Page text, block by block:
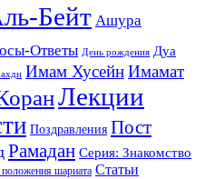
Бейт Ашура
Ответы День рождения Дуа
Имам ХусейнИмамат
Лекции
Поздравления Пост
Рамадан Серия: Знакомство
шариата Статьи